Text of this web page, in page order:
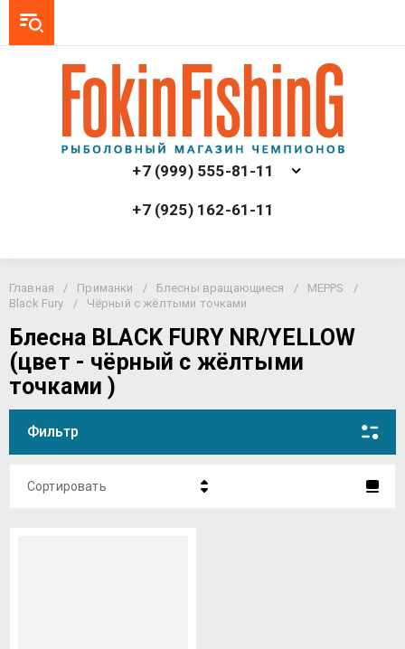
+7 (999) 555-81-11
+7 (925) 162-61-11
Главная / Приманки / Блесны вращающиеся / MEPPS
/
Black Fury
/ Чёрный с жёлтыми точками
Блесна BLACK FURY NR/YELLOW
(цвет - чёрный с жёлтыми
точками )
Фильтр
Сортировать